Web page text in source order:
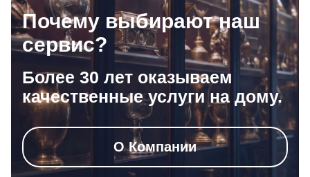
Почему выбирают наш
сервис?
Более 30 лет оказываем
качественные услуги на дому.
О Компании